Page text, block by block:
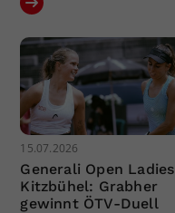
15.07.2026
Generali Open Ladies
Kitzbühel: Grabher
gewinnt ÖTV-Duell